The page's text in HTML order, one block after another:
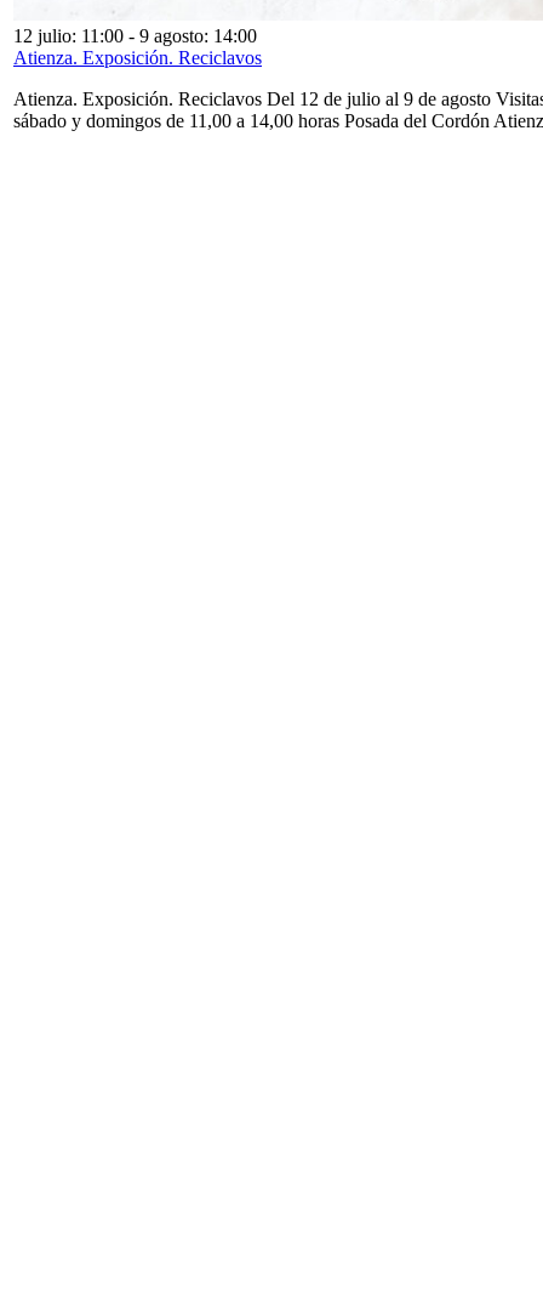
12 julio: 11:00 - 9 agosto: 14:00
Atienza. Exposición. Reciclavos
Atienza. Exposición. Reciclavos Del 12 de julio al 9 de agosto
sábado y domingos de 11,00 a 14,00 horas Posada del Cordón